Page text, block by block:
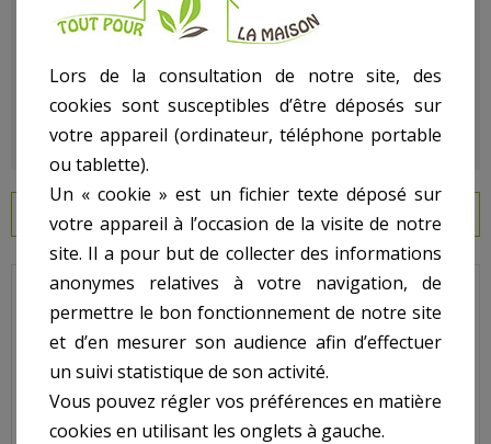
EN SAVOIR PLUS
Ecrou rotule chapeau refoulement COFIES 3310.
N° 1 sur le shéma.
Ecrou Rotule Chapeau Refoulement COFIES 3310, ORA9543E
Lors de la consultation de notre site, des
cookies sont susceptibles d’être déposés sur
votre appareil (ordinateur, téléphone portable
ou tablette).
Un « cookie » est un fichier texte déposé sur
votre appareil à l’occasion de la visite de notre
site. Il a pour but de collecter des informations
anonymes relatives à votre navigation, de
permettre le bon fonctionnement de notre site
et d’en mesurer son audience afin d’effectuer
un suivi statistique de son activité.
Vous pouvez régler vos préférences en matière
cookies en utilisant les onglets à gauche.